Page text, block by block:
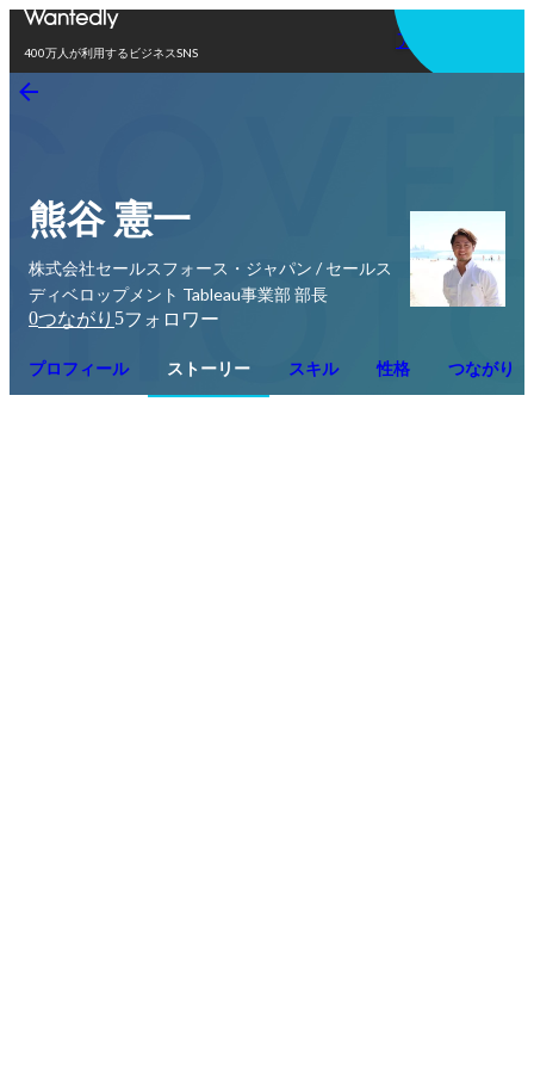
400万人が利用するビジネスSNS
アプリを使う
熊谷 憲一
株式会社セールスフォース・ジャパン / セールス
ディベロップメント Tableau事業部 部長
0つながり 5フォロワー
プロフィール ストーリー スキル 性格 つながり